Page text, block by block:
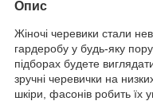
Опис
Жіночі черевики стали
гардеробу у будь-яку
підборах будете
зручні черевички на
шкіри, фасонів робить їх